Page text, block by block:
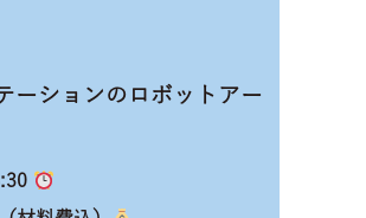
ーションのロボットアー